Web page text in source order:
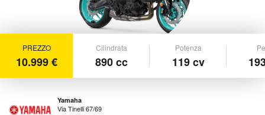
PREZZO
10.999 €
Cilindrata
890 cc
Potenza
119 cv
Yamaha
Via Tinelli 67/69